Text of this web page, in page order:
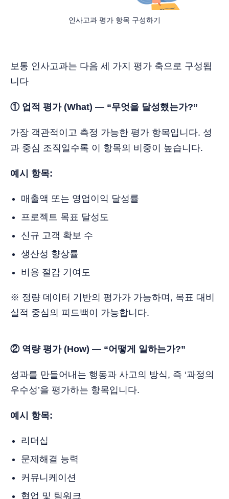
인사고과 평가 항목 구성하기
보통 인사고과는 다음 세 가지 평가 축으로 구성됩
니다
① 업적 평가 (What) — “무엇을 달성했는가?”
가장 객관적이고 측정 가능한 평가 항목입니다. 성
과 중심 조직일수록 이 항목의 비중이 높습니다.
예시 항목:
매출액 또는 영업이익 달성률
프로젝트 목표 달성도
신규 고객 확보 수
생산성 향상률
비용 절감 기여도
※ 정량 데이터 기반의 평가가 가능하며, 목표 대비
실적 중심의 피드백이 가능합니다.
② 역량 평가 (How) — “어떻게 일하는가?”
성과를 만들어내는 행동과 사고의 방식, 즉 ‘과정의
우수성’을 평가하는 항목입니다.
예시 항목:
리더십
문제해결 능력
커뮤니케이션
협업 및 팀워크